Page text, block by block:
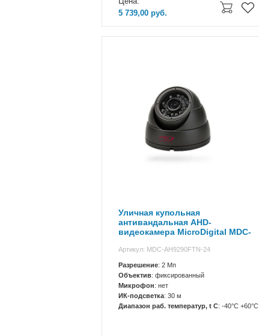
5 739,00 руб.
Уличная купольная
антивандальная AHD-
видеокамера MicroDigital MDC-
Артикул: MDC-AH9290FTN-24
Разрешение: 2 Мп
Объектив: фиксированный
Микрофон: нет
ИК-подсветка: 30 м
Диапазон раб. температур, t C: -40°C +60°C